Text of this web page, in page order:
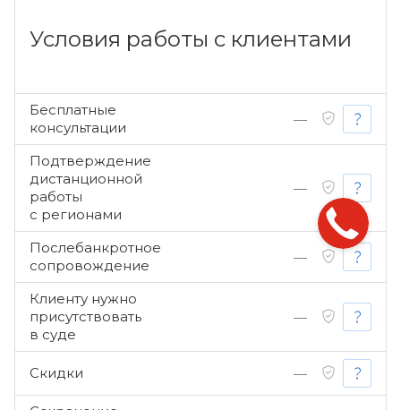
Условия работы с клиентами
Бесплатные
консультации
—
Подтверждение
дистанционной
работы
с регионами
—
Послебанкротное
сопровождение
—
Клиенту нужно
присутствовать
в суде
—
Скидки —